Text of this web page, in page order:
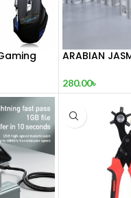
ARABIAN
280.00৳